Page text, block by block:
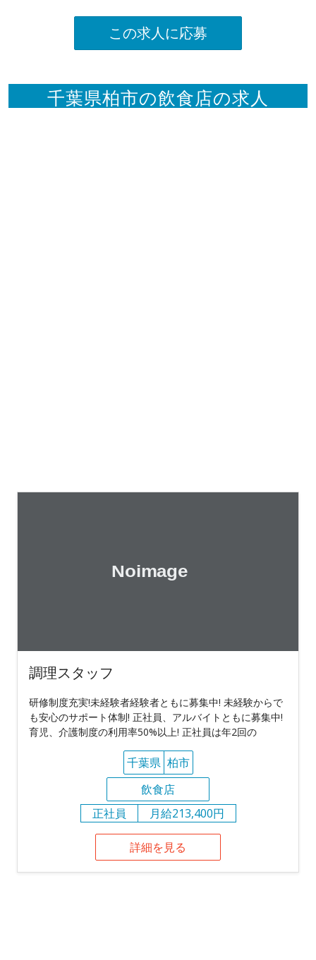
この求人に応募
千葉県柏市の飲食店の求人
調理スタッフ
研修制度充実!未経験者経験者ともに募集中! 未経験からで
も安心のサポート体制! 正社員、アルバイトともに募集中!
育児、介護制度の利用率50%以上! 正社員は年2回の
千葉県 柏市
飲食店
正社員
月給213,400円
詳細を見る